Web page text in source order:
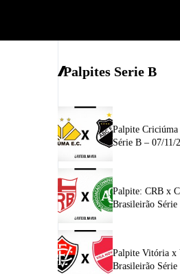
Palpites Serie B
Palpite
Série B – 07/11/
Palpite: CRB x
Brasileirão
Palpite Vitória x
Brasileirão